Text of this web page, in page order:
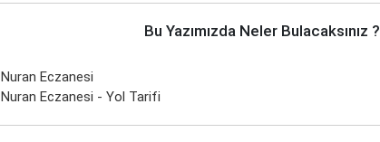
Bu Yazımızda Neler Bulacaksınız ?
Nuran Eczanesi
Nuran Eczanesi - Yol Tarifi